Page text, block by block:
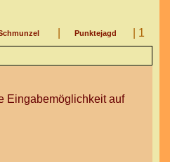
Punktejagd
| 1
Eingabemöglichkeit auf